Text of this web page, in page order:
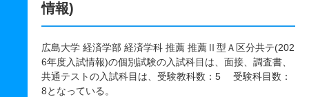
情報)
広島大学 経済学部 経済学科 推薦 推薦Ⅱ型Ａ区分共テ(202
6年度入試情報)の個別試験の入試科目は、面接、調査書、
共通テストの入試科目は、受験教科数：5 受験科目数：
8となっている。